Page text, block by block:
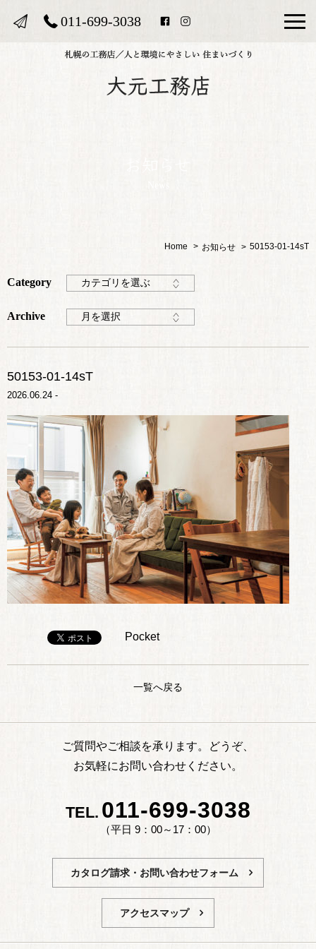
011-699-3038
Home お知らせ 50153-01-14sT
Category カテゴリを選ぶ
Archive 月を選択
50153-01-14sT
2026.06.24 -
Pocket
一覧へ戻る
ご質問やご相談を承ります。どうぞ、
お気軽にお問い合わせください。
TEL. 011-699-3038
（平日 9：00～17：00）
カタログ請求・お問い合わせフォーム
アクセスマップ